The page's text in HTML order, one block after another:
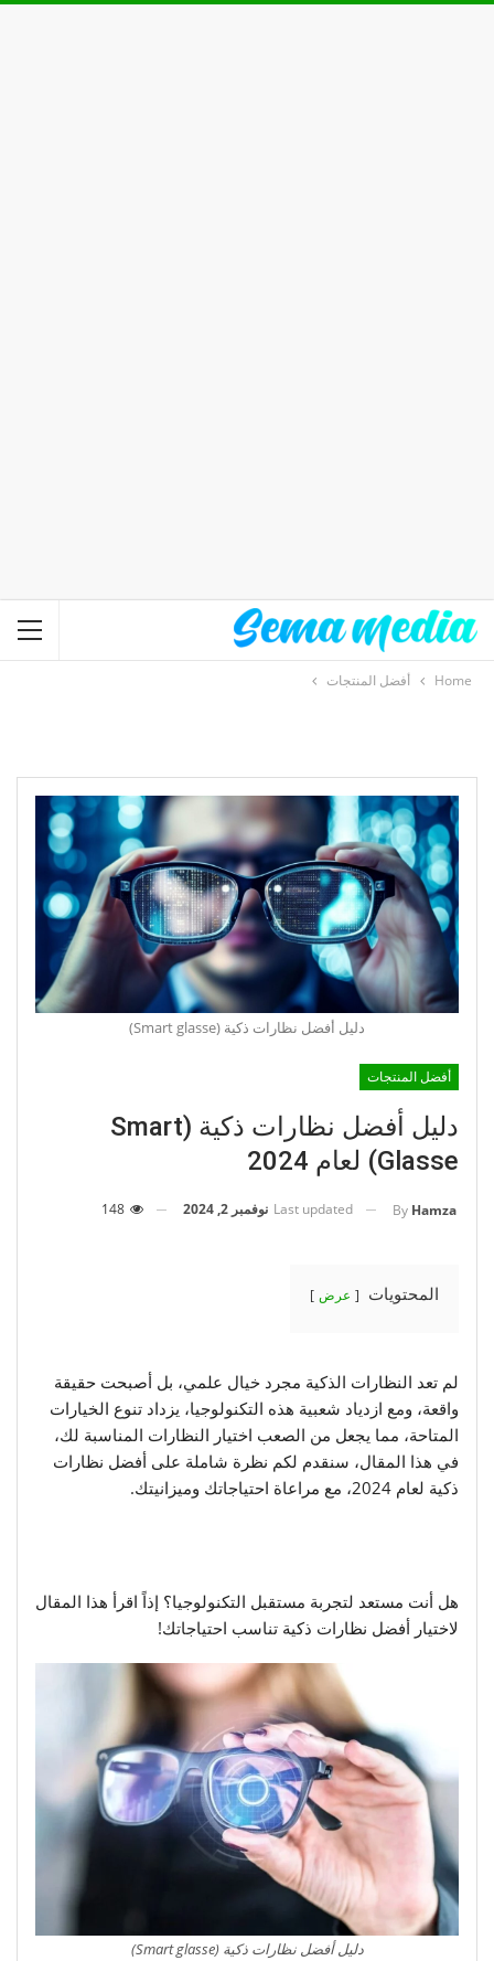
Home أفضل المنتجات
دليل أفضل نظارات ذكية (Smart glasse)
أفضل المنتجات
دليل أفضل نظارات ذكية (Smart
Glasse) لعام 2024
By Hamza
Last updated نوفمبر 2, 2024
المحتويات عرض
لم تعد النظارات الذكية مجرد خيال علمي، بل أصبحت حقيقة
واقعة، ومع ازدياد شعبية هذه التكنولوجيا، يزداد تنوع الخيارات
المتاحة، مما يجعل من الصعب اختيار النظارات المناسبة لك،
في هذا المقال، سنقدم لكم نظرة شاملة على أفضل نظارات
ذكية لعام 2024، مع مراعاة احتياجاتك وميزانيتك.
هل أنت مستعد لتجربة مستقبل التكنولوجيا؟ إذاً اقرأ هذا المقال
لاختيار أفضل نظارات ذكية تناسب احتياجاتك!
دليل أفضل نظارات ذكية (Smart glasse)